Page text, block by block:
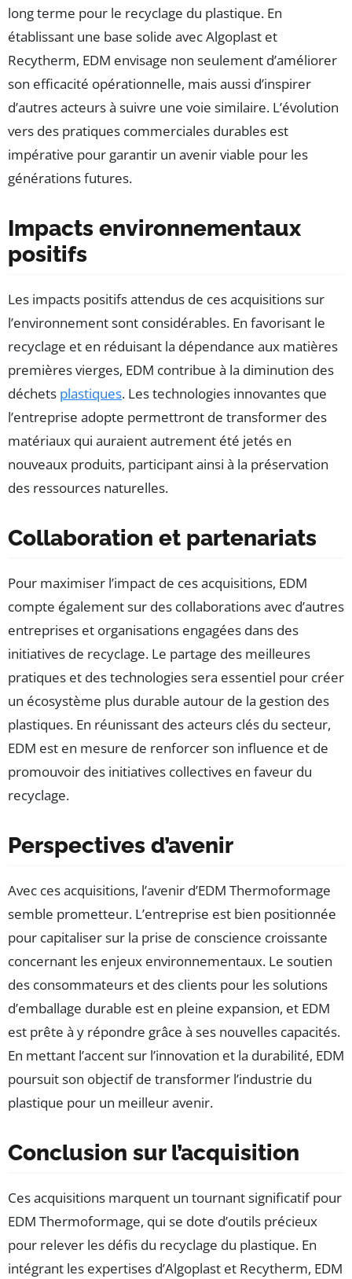
long terme pour le recyclage du plastique. En
établissant une base solide avec Algoplast et
Recytherm, EDM envisage non seulement d’améliorer
son efficacité opérationnelle, mais aussi d’inspirer
d’autres acteurs à suivre une voie similaire. L’évolution
vers des pratiques commerciales durables est
impérative pour garantir un avenir viable pour les
générations futures.
Impacts environnementaux
positifs
Les impacts positifs attendus de ces acquisitions sur
l’environnement sont considérables. En favorisant le
recyclage et en réduisant la dépendance aux matières
premières vierges, EDM contribue à la diminution des
déchets plastiques. Les technologies innovantes que
l’entreprise adopte permettront de transformer des
matériaux qui auraient autrement été jetés en
nouveaux produits, participant ainsi à la préservation
des ressources naturelles.
Collaboration et partenariats
Pour maximiser l’impact de ces acquisitions, EDM
compte également sur des collaborations avec d’autres
entreprises et organisations engagées dans des
initiatives de recyclage. Le partage des meilleures
pratiques et des technologies sera essentiel pour créer
un écosystème plus durable autour de la gestion des
plastiques. En réunissant des acteurs clés du secteur,
EDM est en mesure de renforcer son influence et de
promouvoir des initiatives collectives en faveur du
recyclage.
Perspectives d’avenir
Avec ces acquisitions, l’avenir d’EDM Thermoformage
semble prometteur. L’entreprise est bien positionnée
pour capitaliser sur la prise de conscience croissante
concernant les enjeux environnementaux. Le soutien
des consommateurs et des clients pour les solutions
d’emballage durable est en pleine expansion, et EDM
est prête à y répondre grâce à ses nouvelles capacités.
En mettant l’accent sur l’innovation et la durabilité, EDM
poursuit son objectif de transformer l’industrie du
plastique pour un meilleur avenir.
Conclusion sur l’acquisition
Ces acquisitions marquent un tournant significatif pour
EDM Thermoformage, qui se dote d’outils précieux
pour relever les défis du recyclage du plastique. En
intégrant les expertises d’Algoplast et Recytherm, EDM